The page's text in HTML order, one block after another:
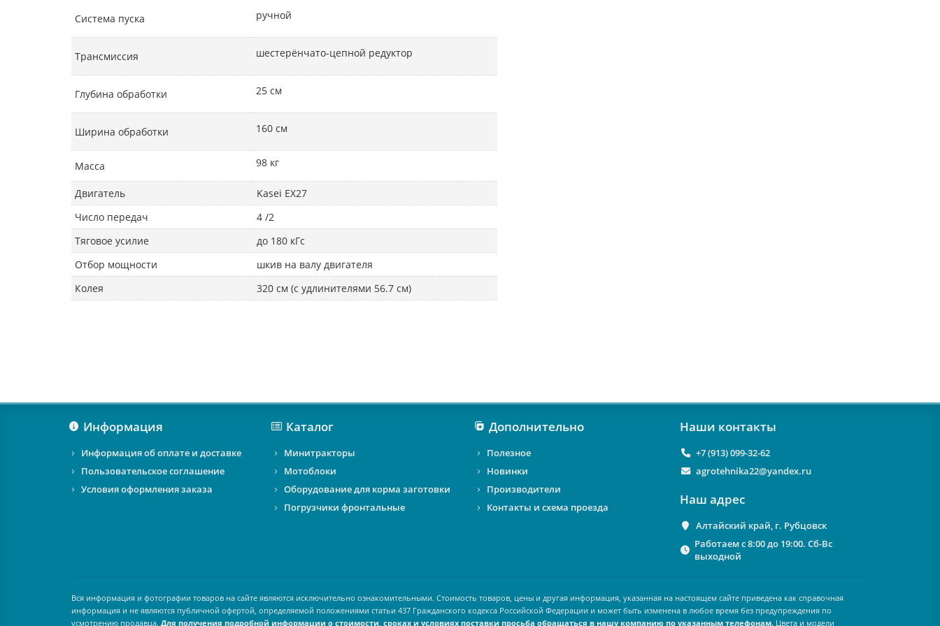
Система пуска ручной
Трансмиссия шестерёнчато-цепной редуктор
Глубина обработки 25 см
Ширина обработки 160 см
Масса 98 кг
Двигатель
Kasei EX27
Число передач
4 /2
Тяговое усилие
до 180 кГс
Отбор мощности
шкив на валу двигателя
Колея
320 см (с удлинителями 56.7 см)
Информация
Информация об оплате и доставке
Пользовательское соглашение
Условия оформления заказа
Каталог
Минитракторы
Мотоблоки
Оборудование для корма заготовки
Погрузчики фронтальные
Дополнительно
Полезное
Новинки
Производители
Контакты и схема проезда
Наши контакты
+7 (913) 099-32-62
agrotehnika22@yandex.ru
Наш адрес
Алтайский край, г. Рубцовск
Работаем с 8:00 до 19:00. Сб-Вс
выходной
Вся информация и фотографии товаров на сайте являются исключительно ознакомительными. Стоимость товаров, цены и другая информация, указанная на настоящем сайте приведена как справочная
информация и не являются публичной офертой, определяемой положениями статьи 437 Гражданского кодекса Российской Федерации и может быть изменена в любое время без предупреждения по
усмотрению продавца. Для получения подробной информации о стоимости, сроках и условиях поставки просьба обращаться в нашу компанию по указанным телефонам. Цвета и модели